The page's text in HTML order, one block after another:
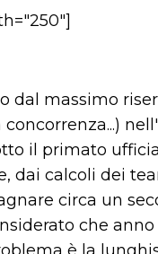
dal massimo
il primato
dai calcoli dei
circa un
che